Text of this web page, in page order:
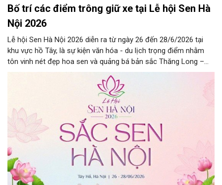
Bố trí các điểm trông giữ xe tại Lễ hội Sen Hà
Nội 2026
Lễ hội Sen Hà Nội 2026 diễn ra từ ngày 26 đến 28/6/2026 tại
khu vực hồ Tây, là sự kiện văn hóa - du lịch trọng điểm nhằm
tôn vinh nét đẹp hoa sen và quảng bá bản sắc Thăng Long –
Hà Nội.